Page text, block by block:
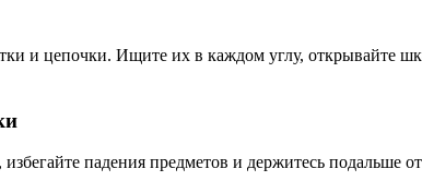
и цепочки. Ищите их в каждом углу, открывайте
падения предметов и держитесь